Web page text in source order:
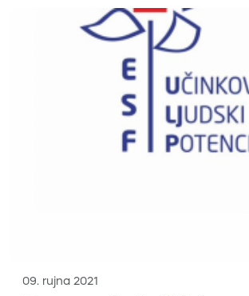
09. rujna 2021